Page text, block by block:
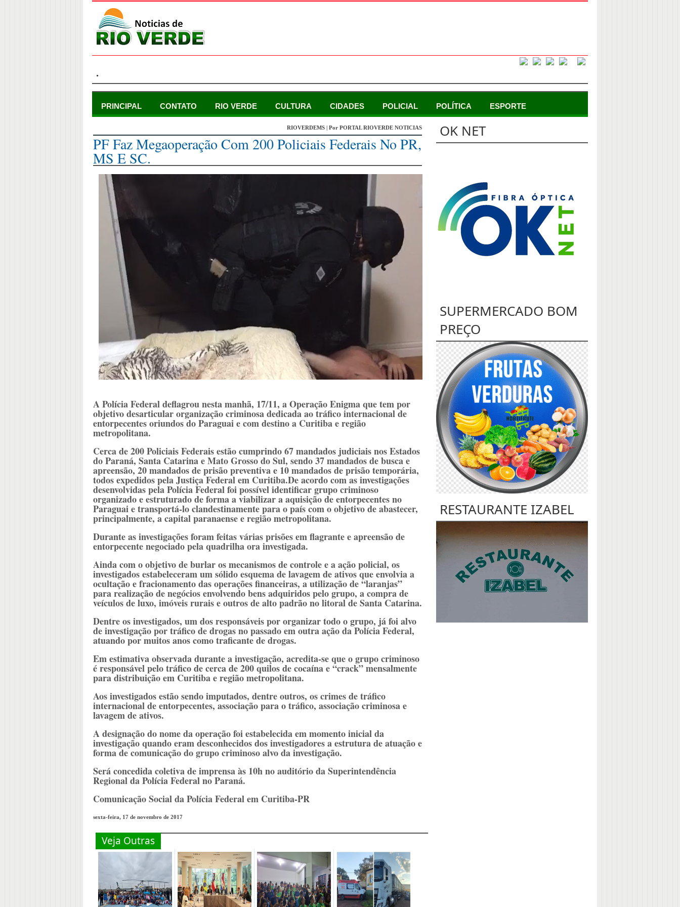
.
PRINCIPAL CONTATO RIO VERDE CULTURA CIDADES POLICIAL POLÍTICA ESPORTE
RIOVERDEMS | Por PORTAL RIOVERDE NOTICIAS
PF Faz Megaoperação Com 200 Policiais Federais No PR,
MS E SC.
A Polícia Federal deflagrou nesta manhã, 17/11, a Operação Enigma que tem por
objetivo desarticular organização criminosa dedicada ao tráfico internacional de
entorpecentes oriundos do Paraguai e com destino a Curitiba e região
metropolitana.
Cerca de 200 Policiais Federais estão cumprindo 67 mandados judiciais nos Estados
do Paraná, Santa Catarina e Mato Grosso do Sul, sendo 37 mandados de busca e
apreensão, 20 mandados de prisão preventiva e 10 mandados de prisão temporária,
todos expedidos pela Justiça Federal em Curitiba.De acordo com as investigações
desenvolvidas pela Polícia Federal foi possível identificar grupo criminoso
organizado e estruturado de forma a viabilizar a aquisição de entorpecentes no
Paraguai e transportá-lo clandestinamente para o país com o objetivo de abastecer,
principalmente, a capital paranaense e região metropolitana.
Durante as investigações foram feitas várias prisões em flagrante e apreensão de
entorpecente negociado pela quadrilha ora investigada.
Ainda com o objetivo de burlar os mecanismos de controle e a ação policial, os
investigados estabeleceram um sólido esquema de lavagem de ativos que envolvia a
ocultação e fracionamento das operações financeiras, a utilização de “laranjas”
para realização de negócios envolvendo bens adquiridos pelo grupo, a compra de
veículos de luxo, imóveis rurais e outros de alto padrão no litoral de Santa Catarina.
Dentre os investigados, um dos responsáveis por organizar todo o grupo, já foi alvo
de investigação por tráfico de drogas no passado em outra ação da Polícia Federal,
atuando por muitos anos como traficante de drogas.
Em estimativa observada durante a investigação, acredita-se que o grupo criminoso
é responsável pelo tráfico de cerca de 200 quilos de cocaína e “crack” mensalmente
para distribuição em Curitiba e região metropolitana.
Aos investigados estão sendo imputados, dentre outros, os crimes de tráfico
internacional de entorpecentes, associação para o tráfico, associação criminosa e
lavagem de ativos.
A designação do nome da operação foi estabelecida em momento inicial da
investigação quando eram desconhecidos dos investigadores a estrutura de atuação e
forma de comunicação do grupo criminoso alvo da investigação.
Será concedida coletiva de imprensa às 10h no auditório da Superintendência
Regional da Polícia Federal no Paraná.
Comunicação Social da Polícia Federal em Curitiba-PR
sexta-feira, 17 de novembro de 2017
Veja Outras
OK NET
SUPERMERCADO BOM
PREÇO
RESTAURANTE IZABEL